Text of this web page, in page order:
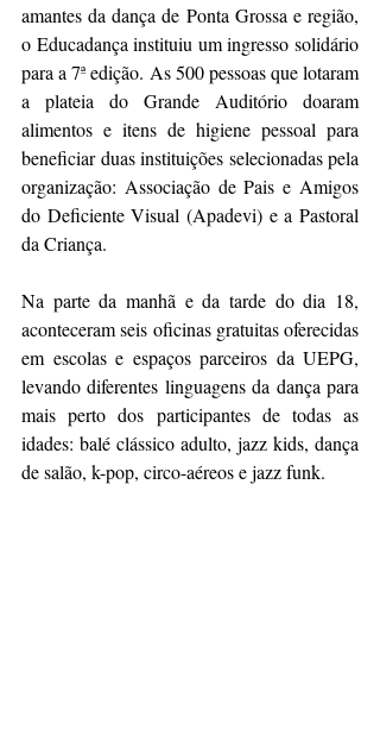
amantes da dança de Ponta Grossa e região,
o Educadança instituiu um ingresso solidário
para a 7ª edição. As 500 pessoas que lotaram
a plateia do Grande Auditório doaram
alimentos e itens de higiene pessoal para
beneficiar duas instituições selecionadas pela
organização: Associação de Pais e Amigos
do Deficiente Visual (Apadevi) e a Pastoral
da Criança.
Na parte da manhã e da tarde do dia 18,
aconteceram seis oficinas gratuitas oferecidas
em escolas e espaços parceiros da UEPG,
levando diferentes linguagens da dança para
mais perto dos participantes de todas as
idades: balé clássico adulto, jazz kids, dança
de salão, k-pop, circo-aéreos e jazz funk.